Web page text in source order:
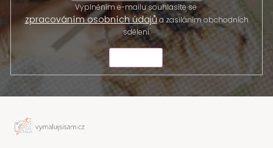
Vyplněním e-mailu souhlasíte se
zpracováním osobních údajůa zasíláním obchodních
sdělení.